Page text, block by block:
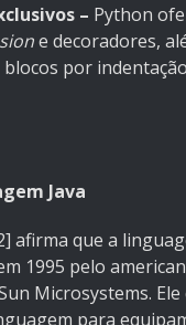
– Python
e decoradores,
blocos por
Java
afirma que a
1995 pelo
Microsystems.
para